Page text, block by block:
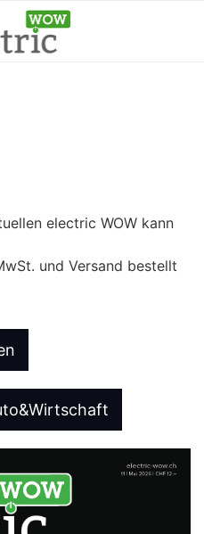
electric WOW kann
und Versand bestellt